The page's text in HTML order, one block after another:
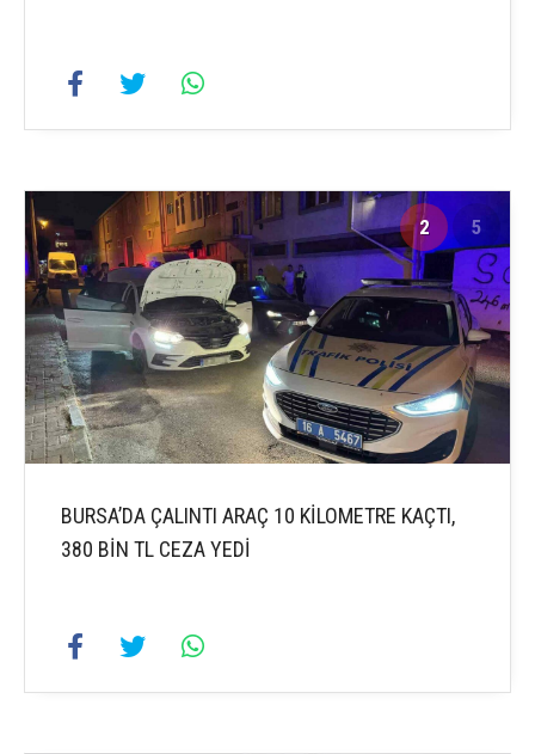
2 5
BURSA’DA ÇALINTI ARAÇ 10 KİLOMETRE KAÇTI,
380 BİN TL CEZA YEDİ